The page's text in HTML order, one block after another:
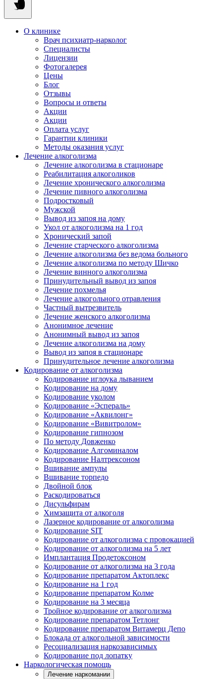
О клинике
Врач психиатр-нарколог
Специалисты
Лицензии
Фотогалерея
Цены
Блог
Отзывы
Вопросы и ответы
Акции
Акции
Оплата услуг
Гарантии клиники
Методы оказания услуг
Лечение алкоголизма
Лечение алкоголизма в стационаре
Реабилитация алкоголиков
Лечение хронического алкоголизма
Лечение пивного алкоголизма
Подростковый
Мужской
Вывод из запоя на дому
Укол от алкоголизма на 1 год
Хронический запой
Лечение старческого алкоголизма
Лечение алкоголизма без ведома больного
Лечение алкоголизма по методу Шичко
Лечение винного алкоголизма
Принудительный вывод из запоя
Лечение похмелья
Лечение алкогольного отравления
Частный вытрезвитель
Лечение женского алкоголизма
Анонимное лечение
Анонимный вывод из запоя
Лечение алкоголизма на дому
Вывод из запоя в стационаре
Принудительное лечение алкоголизма
Кодирование от алкоголизма
Кодирование иглоука лыванием
Кодирование на дому
Кодирование уколом
Кодирование «Эспераль»
Кодирование «Аквилонг»
Кодирование «Вивитролом»
Кодирование гипнозом
По методу Довженко
Кодирование Алгоминалом
Кодирование Налтрексоном
Вшивание ампулы
Вшивание торпедо
Двойной блок
Раскодироваться
Дисульфирам
Химзащита от алкоголя
Лазерное кодирование от алкоголизма
Кодирование SIT
Кодирование от алкоголизма с провокацией
Кодирование от алкоголизма на 5 лет
Имплантация Продетоксоном
Кодирование от алкоголизма на 3 года
Кодирование препаратом Актоплекс
Кодирование на 1 год
Кодирование препаратом Колме
Кодирование на 3 месяца
Тройное кодирование от алкоголизма
Кодирование препаратом Тетлонг
Кодирование препаратом Витамерц Депо
Блокада от алкогольной зависимости
Ресоциализация наркозависимых
Кодирование под лопатку
Наркологическая помощь
Лечение наркомании